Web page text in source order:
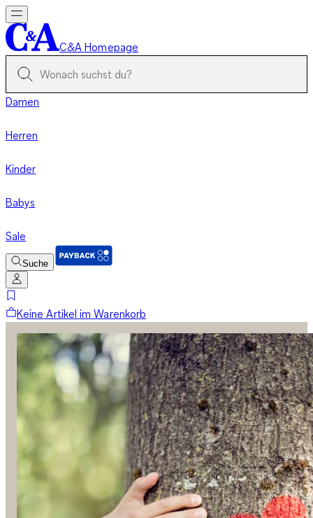
C&A Homepage
Damen
Herren
Kinder
Babys
Sale
Suche
Keine Artikel im Warenkorb